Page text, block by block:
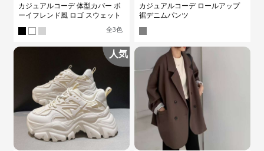
カジュアルコーデ 体型カバー ボ
ーイフレンド風 ロゴ スウェット
全3色
カジュアルコーデ ロールアップ
裾デニムパンツ
人気